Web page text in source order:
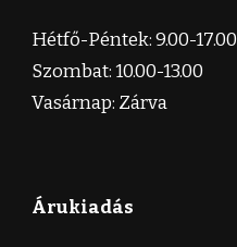
Hétfő-Péntek: 9.00-17.00
Szombat: 10.00-13.00
Vasárnap: Zárva
Árukiadás